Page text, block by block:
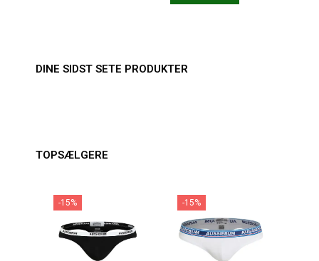
DINE SIDST SETE PRODUKTER
TOPSÆLGERE
-15% -15%